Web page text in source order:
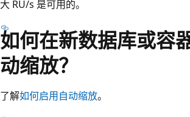
大 RU/s 是可用的。
如何在新数据库或容
动缩放？
了解如何启用自动缩放。